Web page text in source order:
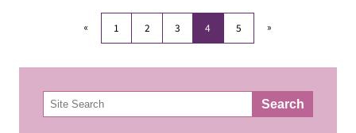
« 1 2 3 4 5 »
検
索 Search